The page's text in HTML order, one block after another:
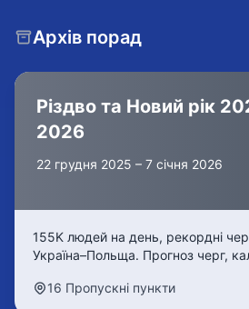
Архів порад
Різдво та Новий рік
2026
22 грудня 2025 – 7 січня 2026
155K людей на день, рекордні
Україна–Польща. Прогноз черг,
годинних черг.
16 Пропускні пункти